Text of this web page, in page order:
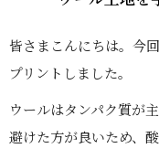
皆さまこんにちは。今
プリントしました。
ウールはタンパク質が
避けた方が良いため、